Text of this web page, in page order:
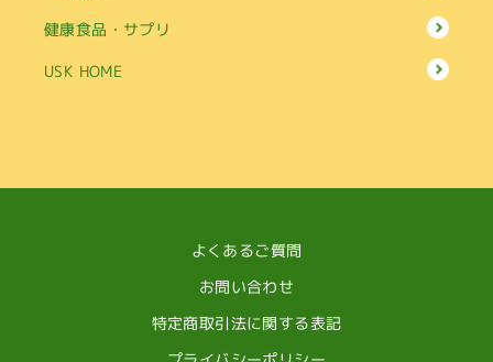
健康食品・サプリ
USK HOME
よくあるご質問
お問い合わせ
特定商取引法に関する表記